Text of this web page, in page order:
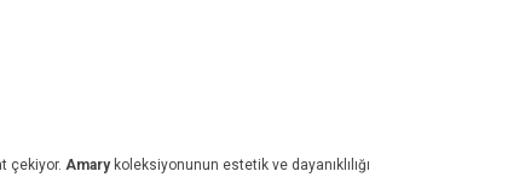
çekiyor. Amarykoleksiyonunun estetik ve dayanıklılığı